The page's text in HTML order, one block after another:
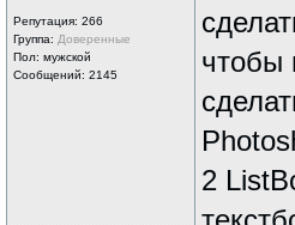
Репутация: 266
Группа: Доверенные
Пол: мужской
Сообщений: 2145
чтобы
2